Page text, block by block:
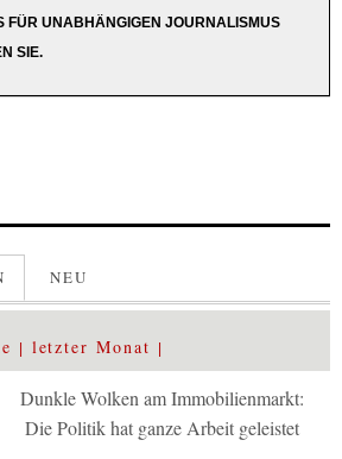
FÜR UNABHÄNGIGEN JOURNALISMUS
SIE.
NEU
letzter Monat
Dunkle Wolken am Immobilienmarkt:
Die Politik hat ganze Arbeit geleistet